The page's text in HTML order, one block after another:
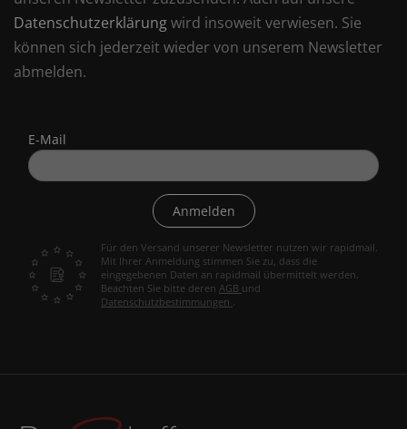
Datenschutzerklärungwird insoweit verwiesen. Sie
können sich jederzeit wieder von unserem Newsletter
abmelden.
E-Mail
Anmelden
Für den Versand unserer Newsletter nutzen wir rapidmail.
Mit Ihrer Anmeldung stimmen Sie zu, dass die
eingegebenen Daten an rapidmail übermittelt werden.
Beachten Sie bitte deren AGB und
Datenschutzbestimmungen .